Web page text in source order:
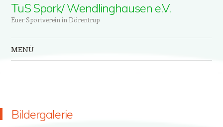
TuS Spork/ Wendlinghausen e.V.
Euer Sportverein in Dörentrup
MENÜ
Bildergalerie